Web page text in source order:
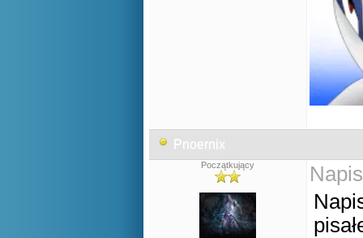
Pnoernix
Początkujący